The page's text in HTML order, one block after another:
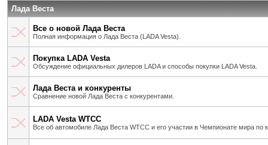
Лада Веста
Все о новой Лада Веста
Полная информация о Лада Веста (LADA Vesta).
Покупка LADA Vesta
Обсуждение официальных дилеров LADA и способы покупки LADA Vesta.
Лада Веста и конкуренты
Сравнение новой Лада Веста с конкурентами.
LADA Vesta WTCC
Все об автомобиле Лада Веста WTCC и его участии в Чемпионате мира по